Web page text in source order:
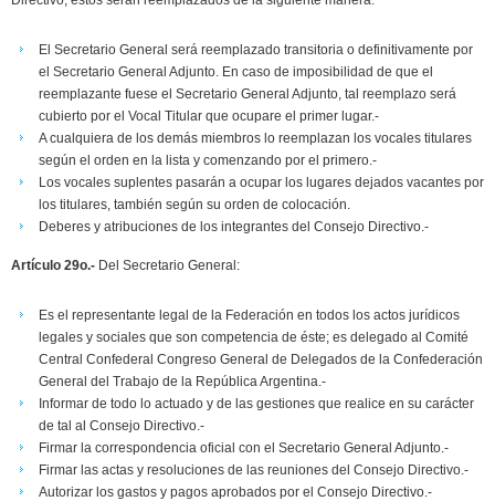
El Secretario General será reemplazado transitoria o definitivamente por
el Secretario General Adjunto. En caso de imposibilidad de que el
reemplazante fuese el Secretario General Adjunto, tal reemplazo será
cubierto por el Vocal Titular que ocupare el primer lugar.-
A cualquiera de los demás miembros lo reemplazan los vocales titulares
según el orden en la lista y comenzando por el primero.-
Los vocales suplentes pasarán a ocupar los lugares dejados vacantes por
los titulares, también según su orden de colocación.
Deberes y atribuciones de los integrantes del Consejo Directivo.-
Artículo 29o.- Del Secretario General:
Es el representante legal de la Federación en todos los actos jurídicos
legales y sociales que son competencia de éste; es delegado al Comité
Central Confederal Congreso General de Delegados de la Confederación
General del Trabajo de la República Argentina.-
Informar de todo lo actuado y de las gestiones que realice en su carácter
de tal al Consejo Directivo.-
Firmar la correspondencia oficial con el Secretario General Adjunto.-
Firmar las actas y resoluciones de las reuniones del Consejo Directivo.-
Autorizar los gastos y pagos aprobados por el Consejo Directivo.-